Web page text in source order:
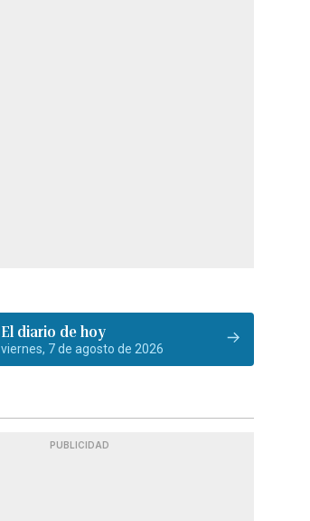
El diario de hoy
viernes, 7 de agosto de 2026
PUBLICIDAD